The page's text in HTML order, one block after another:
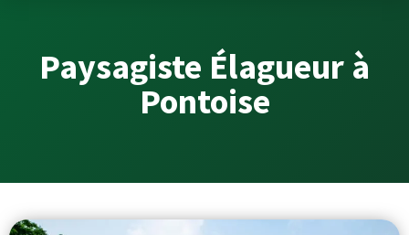
Paysagiste Élagueur à
Pontoise